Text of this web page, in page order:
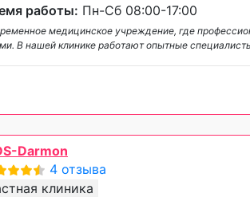
работы: Пн-Сб 08:00-17:00
медицинское учреждение, где
В нашей клинике работают опытные
Darmon
4 отзыва
клиника